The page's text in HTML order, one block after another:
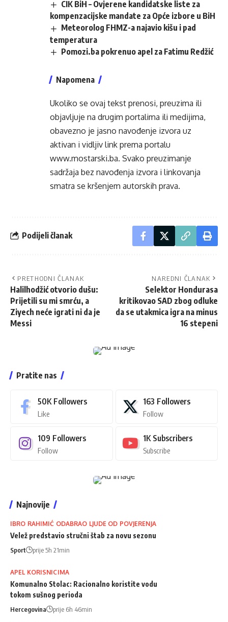
CIK BiH – Ovjerene kandidatske liste za
kompenzacijske mandate za Opće izbore u BiH
Meteorolog FHMZ-a najavio kišu i pad
temperatura
Pomozi.ba pokrenuo apel za Fatimu Redžić
Napomena
Ukoliko se ovaj tekst prenosi, preuzima ili
objavljuje na drugim portalima ili medijima,
obavezno je jasno navođenje izvora uz
aktivan i vidljiv link prema portalu
www.mostarski.ba. Svako preuzimanje
sadržaja bez navođenja izvora i linkovanja
smatra se kršenjem autorskih prava.
Podijeli članak
PRETHODNI ČLANAK
Halilhodžić otvorio dušu:
Prijetili su mi smrću, a
Ziyech neće igrati ni da je
Messi
NAREDNI ČLANAK
Selektor Hondurasa
kritikovao SAD zbog odluke
da se utakmica igra na minus
16 stepeni
Pratite nas
50K Followers
Like
163 Followers
Follow
109 Followers
Follow
1K Subscribers
Subscribe
Najnovije
IBRO RAHIMIĆ ODABRAO LJUDE OD POVJERENJA
Velež predstavio stručni štab za novu sezonu
Sport prije 5h 21min
APEL KORISNICIMA
Komunalno Stolac: Racionalno koristite vodu
tokom sušnog perioda
Hercegovina prije 6h 46min